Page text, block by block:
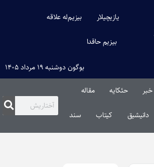
یازیچیلار بیزیم‌له علاقه
بیزیم حاقدا
بوگون دوشنبه ۱۹ مرداد ۱۴۰۵
خبر حئکایه مقاله‌
دانیشیق کیتاب سند